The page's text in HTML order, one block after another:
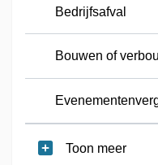
Bedrijfsafval
Bouwen of
Toon meer